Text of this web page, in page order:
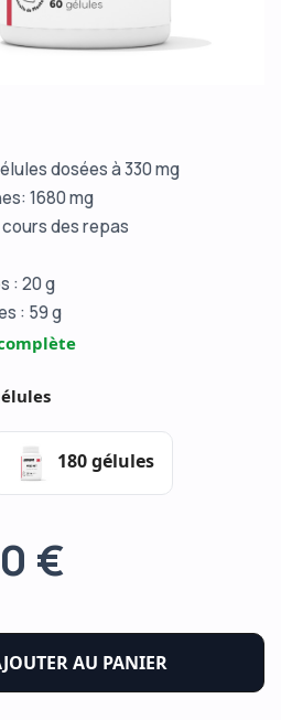
dosées à 330 mg
1680 mg
des repas
: 20 g
: 59 g
180 gélules
€
AU PANIER